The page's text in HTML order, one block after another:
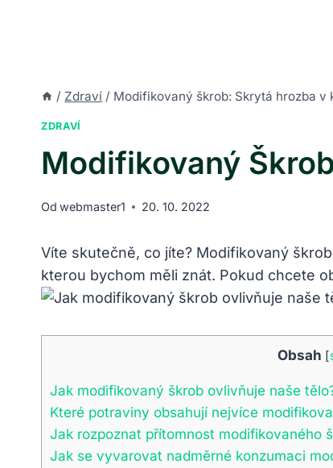
/ Zdraví / Modifikovaný škrob: Skrytá hrozba v
ZDRAVÍ
Modifikovaný
Od webmaster1 20. 10. 2022
Víte skutečně, co jíte? Modifikovaný
kterou bychom měli znát. Pokud chcete
Obsah [
Jak modifikovaný škrob ovlivňuje naše
Které potraviny obsahují nejvíce
Jak rozpoznat přítomnost modifikovaného
Jak se vyvarovat nadměrné konzumaci